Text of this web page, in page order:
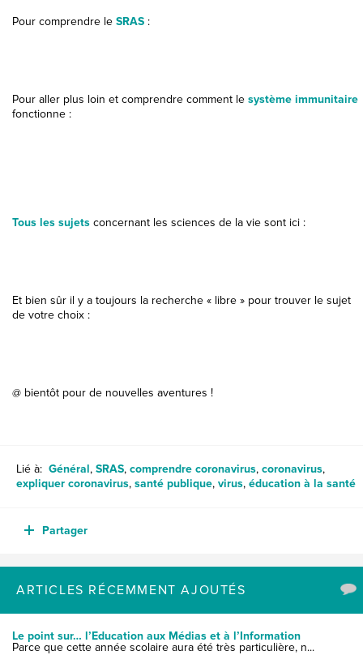
Pour comprendre le SRAS :
Pour aller plus loin et comprendre comment le système immunitaire
fonctionne :
Tous les sujets concernant les sciences de la vie sont ici :
Et bien sûr il y a toujours la recherche « libre » pour trouver le sujet
de votre choix :
@ bientôt pour de nouvelles aventures !
Lié à: Général, SRAS, comprendre coronavirus, coronavirus,
expliquer coronavirus, santé publique, virus, éducation à la santé
Partager
ARTICLES RÉCEMMENT AJOUTÉS
Le point sur… l’Education aux Médias et à l’Information
Parce que cette année scolaire aura été très particulière, n...